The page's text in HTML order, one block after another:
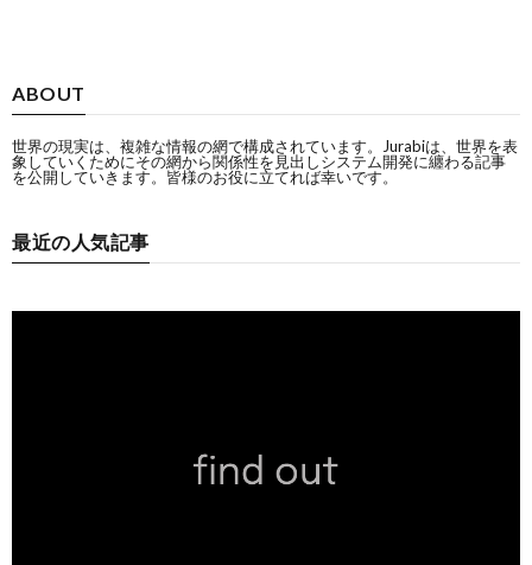
ABOUT
世界の現実は、複雑な情報の網で構成されています。Jurabiは、世界を表
象していくためにその網から関係性を見出しシステム開発に纏わる記事
を公開していきます。皆様のお役に立てれば幸いです。
最近の人気記事